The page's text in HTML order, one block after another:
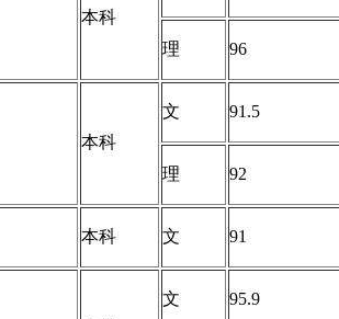
本科
理 96
本科
文 91.5
理 92
本科 文 91
文 95.9